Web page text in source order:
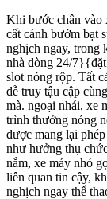
Khi bước chân vào
cất cánh bướm bạt
nghịch ngay, trong
nhà dòng 24/
slot nóng rộp. Tất
dễ truy tậu cập
mà. ngoại nhái, xe
trình thưởng nóng
được mang lại
như hưởng thụ
nắm, xe máy nhỏ
liên quan tin cậy,
nghịch ngay thể